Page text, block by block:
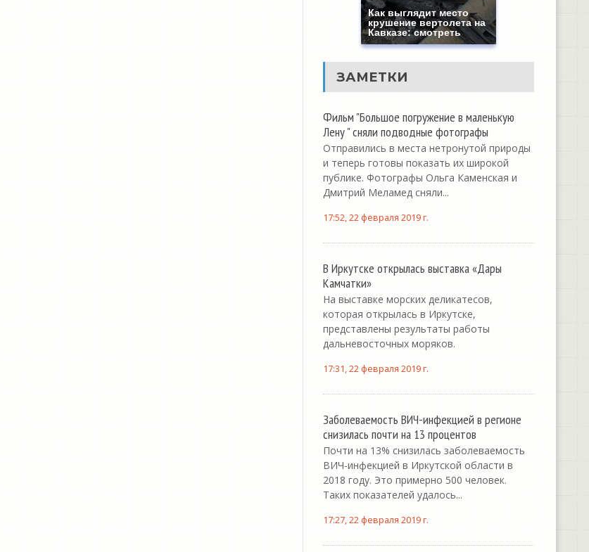
Как выглядит место
крушение вертолета на
Кавказе: смотреть
ЗАМЕТКИ
Фильм "Большое погружение в маленькую
Лену " сняли подводные фотографы
Отправились в места нетронутой природы
и теперь готовы показать их широкой
публике. Фотографы Ольга Каменская и
Дмитрий Меламед сняли...
17:52, 22 февраля 2019 г.
В Иркутске открылась выставка «Дары
Камчатки»
На выставке морских деликатесов,
которая открылась в Иркутске,
представлены результаты работы
дальневосточных моряков.
17:31, 22 февраля 2019 г.
Заболеваемость ВИЧ-инфекцией в регионе
снизилась почти на 13 процентов
Почти на 13% снизилась заболеваемость
ВИЧ-инфекцией в Иркутской области в
2018 году. Это примерно 500 человек.
Таких показателей удалось...
17:27, 22 февраля 2019 г.